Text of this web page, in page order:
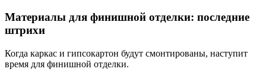
Материалы для финишной отделки: последние
штрихи
Когда каркас и гипсокартон будут смонтированы, наступит
время для финишной отделки.